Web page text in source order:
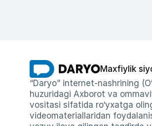
Maxfiylik
“Daryo” internet-nashrining
huzuridagi Axborot va
vositasi sifatida ro‘yxatga
videomateriallaridan